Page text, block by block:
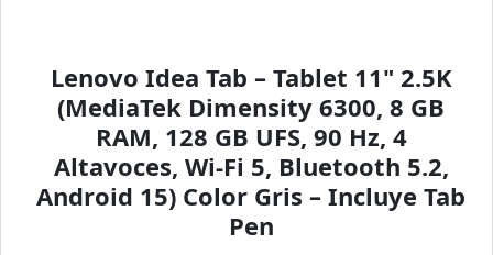
Lenovo Idea Tab – Tablet 11" 2.5K
(MediaTek Dimensity 6300, 8 GB
RAM, 128 GB UFS, 90 Hz, 4
Altavoces, Wi-Fi 5, Bluetooth 5.2,
Android 15) Color Gris – Incluye Tab
Pen